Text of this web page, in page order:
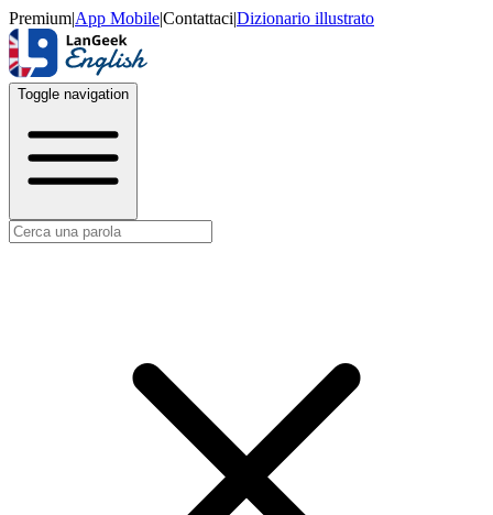
Premium|App Mobile|Contattaci|Dizionario illustrato
Toggle navigation